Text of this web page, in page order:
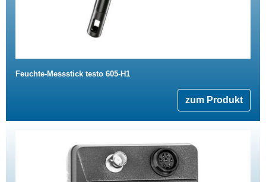
Feuchte-Messstick testo 605-H1
zum Produkt